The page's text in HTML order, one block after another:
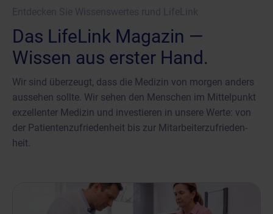
Das LifeLink Magazin —
Wissen aus erster Hand.
Wir sind überzeugt, dass die Medizin von morgen anders
aussehen sollte. Wir sehen den Menschen im Mittelpunkt
exzellenter Medizin und investieren in unsere Werte: von
der Patienten­zufrieden­heit bis zur Mitarbeiter­zufrieden­
heit.